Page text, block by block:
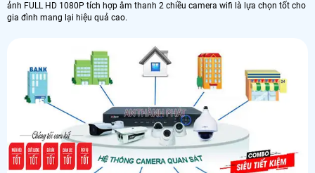
ảnh FULL HD 1080P tích hợp âm thanh 2 chiều camera wifi là lựa chọn tốt cho
gia đình mang lại hiệu quả cao.